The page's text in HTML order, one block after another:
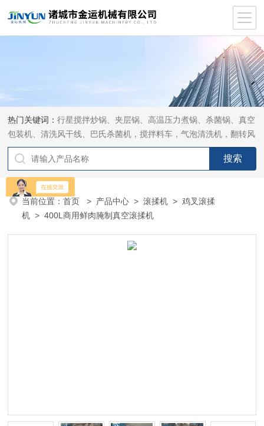
热门关键词：行星搅拌炒锅、夹层锅、高温压力煮锅、杀菌锅、真空
包装机、清洗风干线、巴氏杀菌机，搅拌料车，气泡清洗机，翻转风
干机
当前位置：首页 > 产品中心 >滚揉机 >鸡叉滚揉
机 > 400L商用鲜肉腌制真空滚揉机